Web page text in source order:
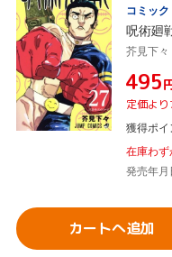
コミック
呪術廻
芥見下々
¥495
定価よ
獲得ポイ
在庫わず
発売年
カートへ追加